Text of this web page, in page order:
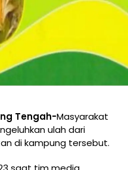
Tengah-Masyarakat
ulah dari
di kampung tersebut.